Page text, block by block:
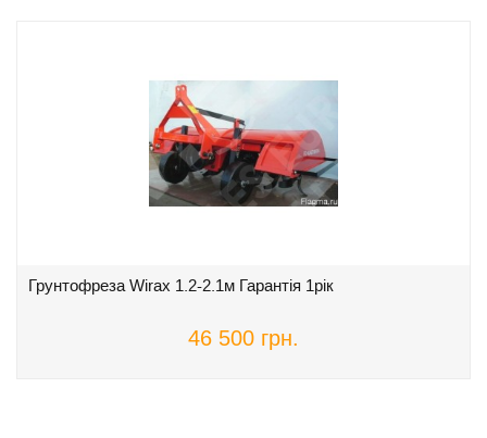
Грунтофреза Wirax 1.2-2.1м Гарантія 1рік
46 500 грн.